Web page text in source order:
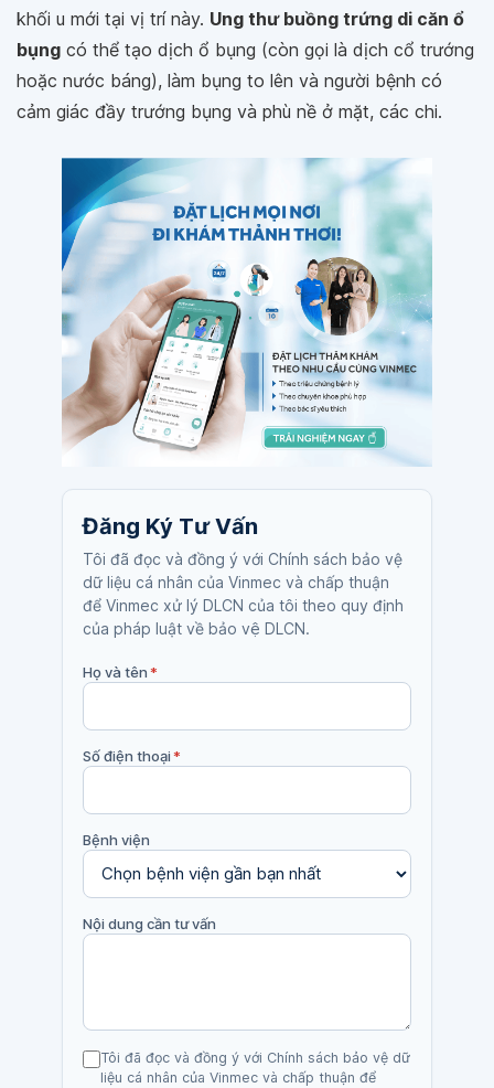
khối u mới tại vị trí này. Ung thư buồng trứng di căn ổ
bụng có thể tạo dịch ổ bụng (còn gọi là dịch cổ trướng
hoặc nước báng), làm bụng to lên và người bệnh có
cảm giác đầy trướng bụng và phù nề ở mặt, các chi.
Đăng Ký Tư Vấn
Tôi đã đọc và đồng ý với Chính sách bảo vệ
dữ liệu cá nhân của Vinmec và chấp thuận
để Vinmec xử lý DLCN của tôi theo quy định
của pháp luật về bảo vệ DLCN.
Họ và tên*
Số điện thoại*
Bệnh viện
Nội dung cần tư vấn
Tôi đã đọc và đồng ý với Chính sách bảo vệ dữ
liệu cá nhân của Vinmec và chấp thuận để